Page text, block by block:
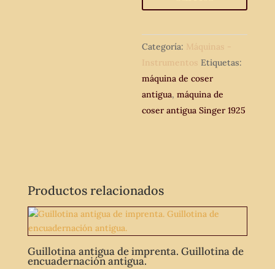
1925.
Categoría: Máquinas -
Instrumentos Etiquetas:
máquina de coser
antigua,máquina de
coser antigua Singer 1925
Productos relacionados
Guillotina antigua de imprenta. Guillotina de
encuadernación antigua.